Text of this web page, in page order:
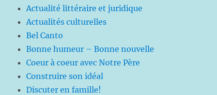
Actualité littéraire et juridique
Actualités culturelles
Bel Canto
Bonne humeur – Bonne nouvelle
Coeur à coeur avec Notre Père
Construire son idéal
Discuter en famille!